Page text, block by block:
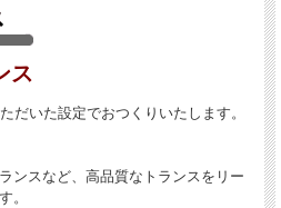
ス
だいた設定でおつくりいたします。
ンスなど、高品質なトランスをリー
。